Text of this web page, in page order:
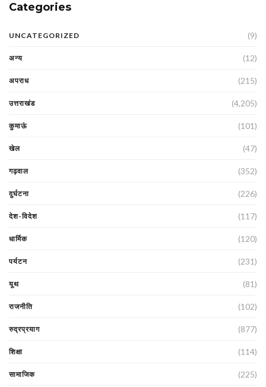
Categories
UNCATEGORIZED (9)
अन्य (12)
अपराध (215)
उत्तराखंड (4,205)
कुमाऊं (101)
खेल (47)
गढ़वाल (352)
दुर्घटना (226)
देश-विदेश (117)
धार्मिक (120)
पर्यटन (231)
यूथ (81)
राजनीति (102)
रुद्रप्रयाग (877)
शिक्षा (114)
सामाजिक (225)